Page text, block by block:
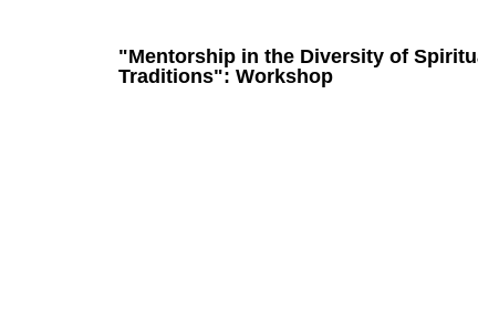
"Mentorship in the Diversity of
Traditions": Workshop